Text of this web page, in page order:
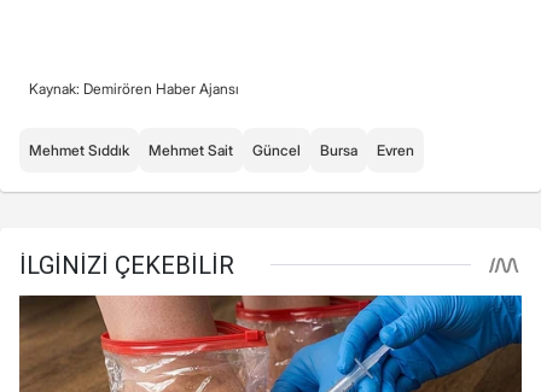
Kaynak: Demirören Haber Ajansı
Mehmet Sıddık Mehmet Sait Güncel Bursa Evren